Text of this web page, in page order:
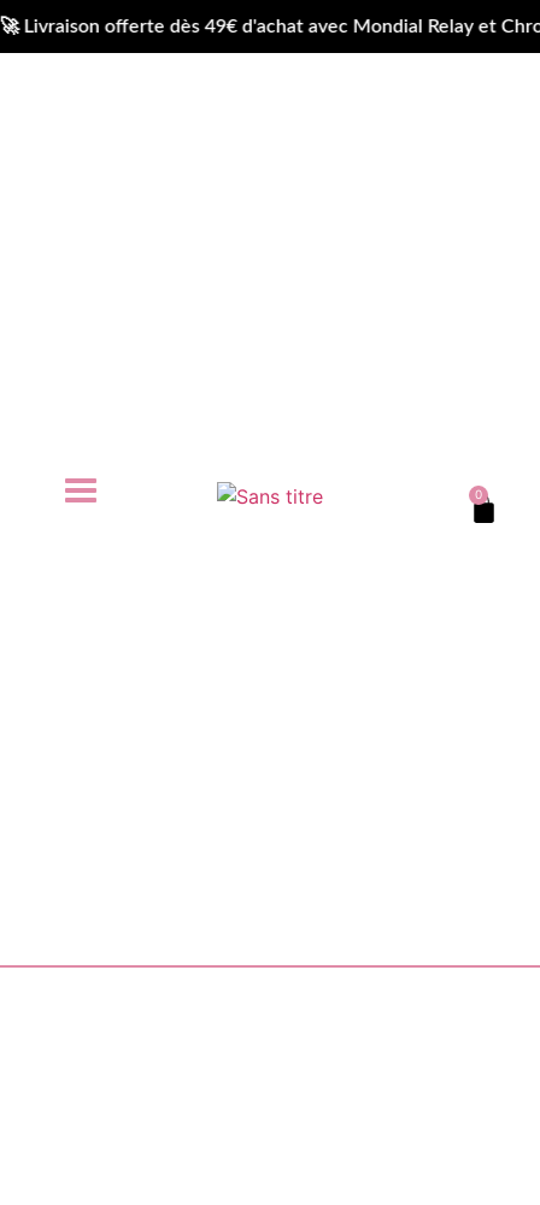
offerte dès 49€ d'achat avec Mondial Relay et
0